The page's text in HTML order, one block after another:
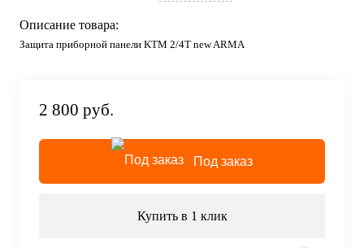
Описание товара:
Защита приборной панели KTM 2/4T new ARMA
2 800 руб.
Под заказ
Купить в 1 клик